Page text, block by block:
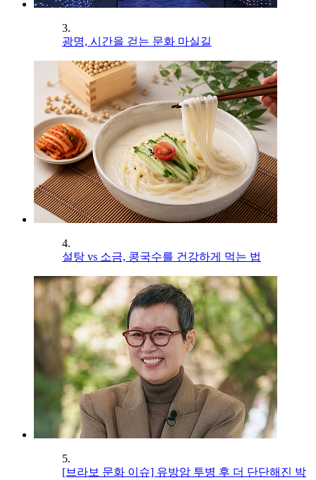
3.
광명, 시간을 걷는 문화 마실길
4.
설탕 vs 소금, 콩국수를 건강하게 먹는 법
5.
[브라보 문화 이슈] 유방암 투병 후 더 단단해진 박